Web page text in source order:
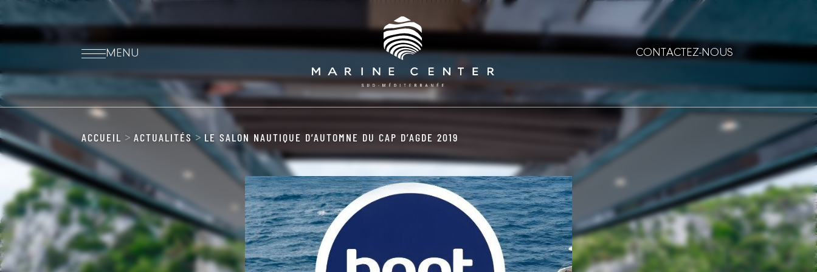
MENU CONTACTEZ-NOUS
ACCUEIL >ACTUALITÉS > LE SALON NAUTIQUE D’AUTOMNE DU CAP D’AGDE 2019